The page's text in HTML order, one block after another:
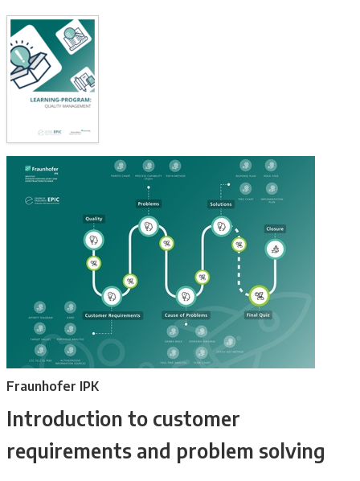
Fraunhofer IPK
Introduction to customer
requirements and problem solving